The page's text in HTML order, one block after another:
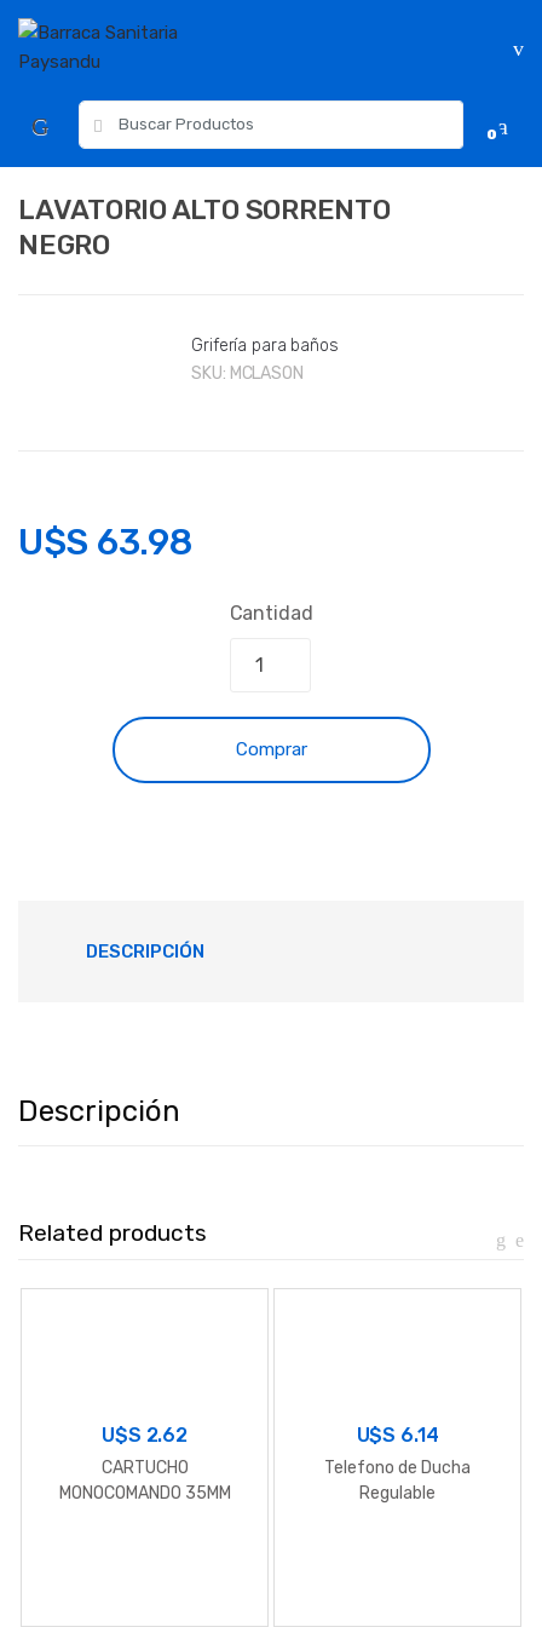
Skip
navigation
Skip
content
Resultados
para:
0
LAVATORIO ALTO SORRENTO
NEGRO
Grifería para baños
SKU: MCLASON
U$S 63.98
Cantidad
Comprar
DESCRIPCIÓN
Descripción
Related products
U$S 2.62
CARTUCHO
MONOCOMANDO 35MM
U$S 6.14
Telefono de Ducha
Regulable